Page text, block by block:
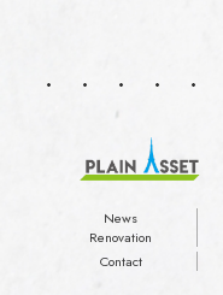
News
Renovation
Contact